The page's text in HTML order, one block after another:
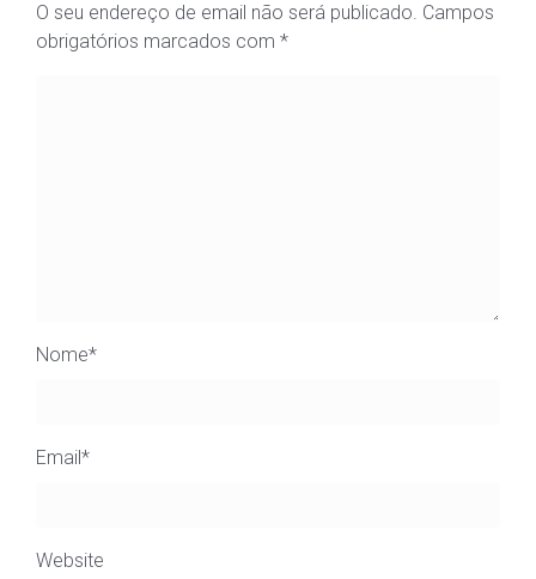
O seu endereço de email não será publicado. Campos
obrigatórios marcados com *
Nome*
Email*
Website